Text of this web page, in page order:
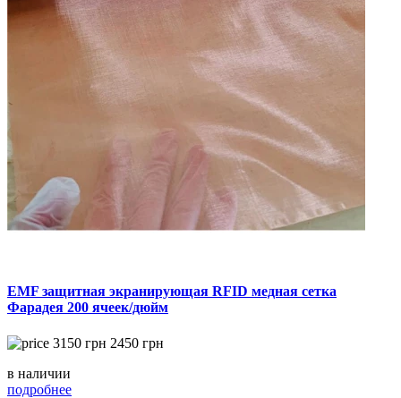
EMF защитная экранирующая RFID медная сетка
Фарадея 200 ячеек/дюйм
3150 грн 2450 грн
в наличии
подробнее